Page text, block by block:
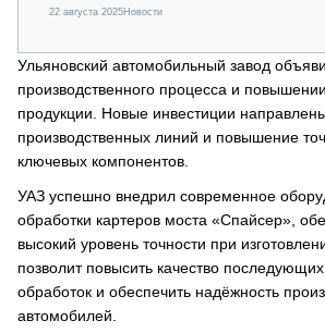
22 августа 2025Новости
Ульяновский автомобильный завод
производственного процесса и
продукции. Новые инвестиции
производственных линий и повышение
ключевых компонентов.
УАЗ успешно внедрил современное
обработки картеров моста «Спайсер»,
высокий уровень точности при
позволит повысить качество
обработок и обеспечить надёжность
автомобилей.